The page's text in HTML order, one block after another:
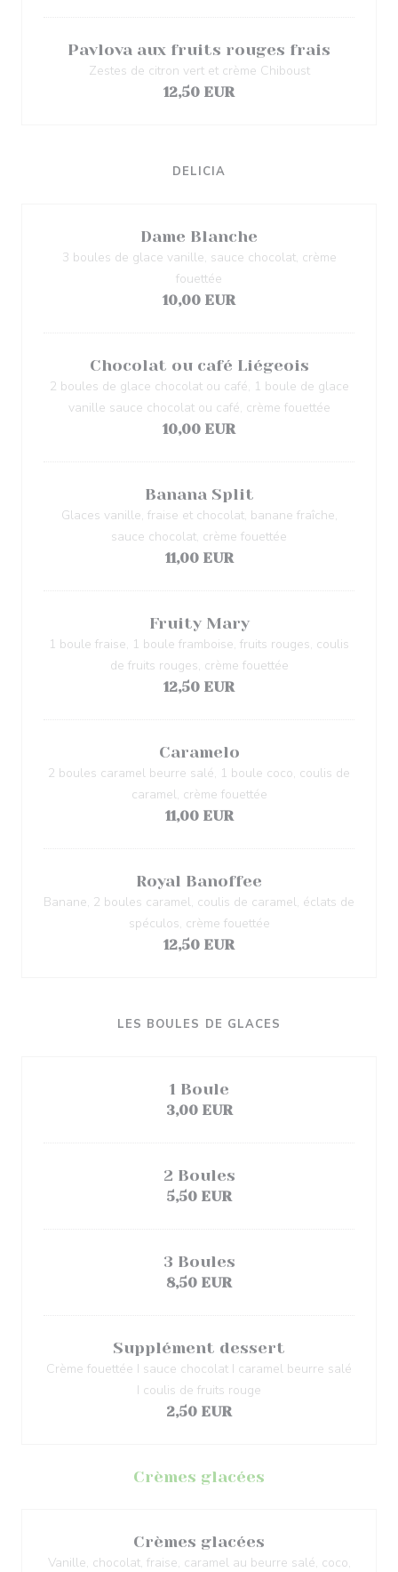
Pavlova aux fruits rouges frais
Zestes de citron vert et crème Chiboust
12,50 EUR
DELICIA
Dame Blanche
3 boules de glace vanille, sauce chocolat, crème
fouettée
10,00 EUR
Chocolat ou café Liégeois
2 boules de glace chocolat ou café, 1 boule de glace
vanille sauce chocolat ou café, crème fouettée
10,00 EUR
Banana Split
Glaces vanille, fraise et chocolat, banane fraîche,
sauce chocolat, crème fouettée
11,00 EUR
Fruity Mary
1 boule fraise, 1 boule framboise, fruits rouges, coulis
de fruits rouges, crème fouettée
12,50 EUR
Caramelo
2 boules caramel beurre salé, 1 boule coco, coulis de
caramel, crème fouettée
11,00 EUR
Royal Banoffee
Banane, 2 boules caramel, coulis de caramel, éclats de
spéculos, crème fouettée
12,50 EUR
LES BOULES DE GLACES
1 Boule
3,00 EUR
2 Boules
5,50 EUR
3 Boules
8,50 EUR
Supplément dessert
Crème fouettée I sauce chocolat I caramel beurre salé
I coulis de fruits rouge
2,50 EUR
Crèmes glacées
Crèmes glacées
Vanille, chocolat, fraise, caramel au beurre salé, coco,